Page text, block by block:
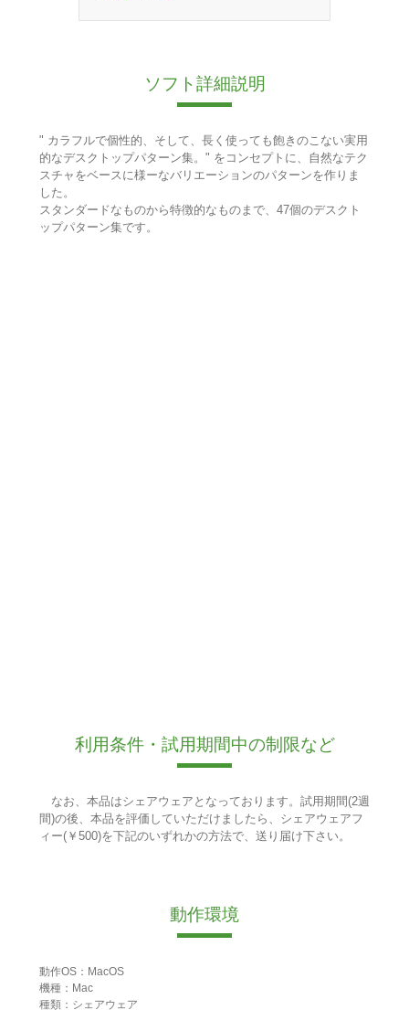
ソフト詳細説明
" カラフルで個性的、そして、長く使っても飽きのこない実用
的なデスクトップパターン集。" をコンセプトに、自然なテク
スチャをベースに様ーなバリエーションのパターンを作りま
した。
スタンダードなものから特徴的なものまで、47個のデスクト
ップパターン集です。
利用条件・試用期間中の制限など
なお、本品はシェアウェアとなっております。試用期間(2週
間)の後、本品を評価していただけましたら、シェアウェアフ
ィー(￥500)を下記のいずれかの方法で、送り届け下さい。
動作環境
動作OS：MacOS
機種：Mac
種類：シェアウェア